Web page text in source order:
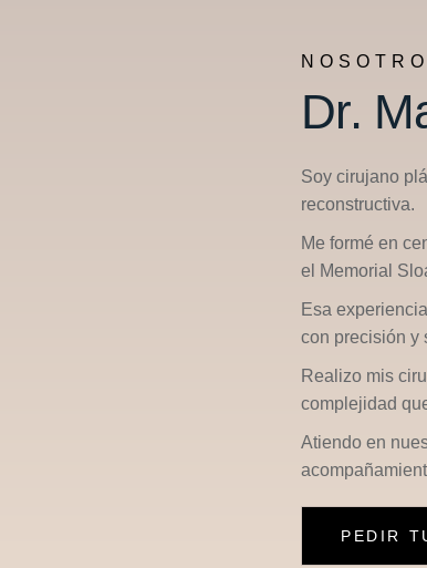
Dr.
Soy cirujano
reconstructiva.
Me formé en
el
Memorial
Esa
con precisión y
Realizo mis
complejidad
Atiendo en
PEDIR